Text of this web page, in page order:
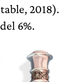
2018).
6%.